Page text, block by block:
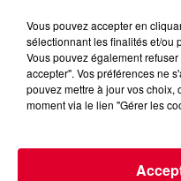
Vous pouvez accepter en
sélectionnant les finalités et/ou
Vous pouvez également
accepter". Vos préférences ne
pouvez mettre à jour vos choix,
moment via le lien "Gérer les